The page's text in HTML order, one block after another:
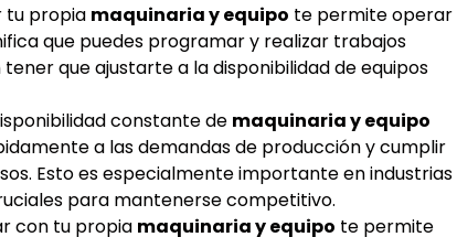
tu propia maquinaria y equipo te permite operar
que puedes programar y realizar trabajos
que ajustarte a la disponibilidad de equipos
constante de maquinaria y equipo
a las demandas de producción y cumplir
Esto es especialmente importante en industrias
para mantenerse competitivo.
con tu propia maquinaria y equipo te permite